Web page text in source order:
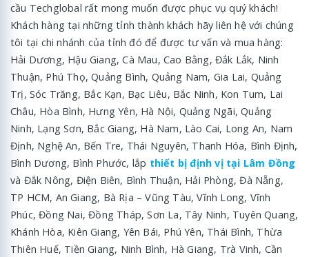
cầu Techglobal rất mong muốn được phục vụ quý khách!
Khách hàng tại những tỉnh thành khách hãy liên hệ với chúng
tôi tại chi nhánh của tỉnh đó để được tư vấn và mua hàng:
Hải Dương, Hậu Giang, Cà Mau, Cao Bằng, Đắk Lắk, Ninh
Thuận, Phú Thọ, Quảng Bình, Quảng Nam, Gia Lai, Quảng
Trị, Sóc Trăng, Bắc Kạn, Bạc Liêu, Bắc Ninh, Kon Tum, Lai
Châu, Hòa Bình, Hưng Yên, Hà Nội, Quảng Ngãi, Quảng
Ninh, Lạng Sơn, Bắc Giang, Hà Nam, Lào Cai, Long An, Nam
Định, Nghệ An, Bến Tre, Thái Nguyên, Thanh Hóa, Bình Định,
Bình Dương, Bình Phước, lắp thiết bị định vị tại Lâm Đồng
và Đắk Nông, Điện Biên, Bình Thuận, Hải Phòng, Đà Nẵng,
TP HCM, An Giang, Bà Rịa – Vũng Tàu, Vĩnh Long, Vĩnh
Phúc, Đồng Nai, Đồng Tháp, Sơn La, Tây Ninh, Tuyên Quang,
Khánh Hòa, Kiên Giang, Yên Bái, Phú Yên, Thái Bình, Thừa
Thiên Huế, Tiền Giang, Ninh Bình, Hà Giang, Trà Vinh, Cần